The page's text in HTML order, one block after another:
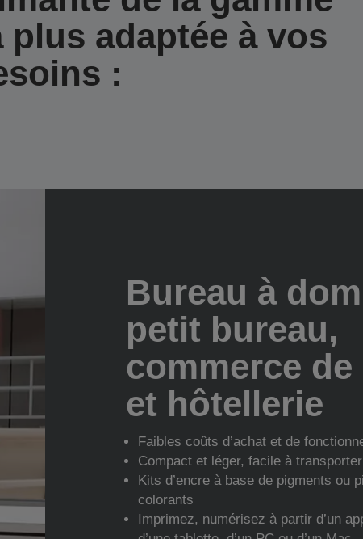
plus adaptée à vos
:
Bureau à
petit bureau,
commerce de
et hôtellerie
Faibles coûts d’achat et de
Compact et léger, facile à transporter
Kits d’encre à base de pigments ou
colorants
Imprimez, numérisez à partir d’un